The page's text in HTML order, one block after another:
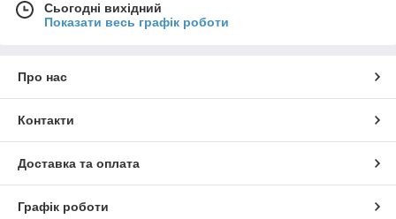
Сьогодні вихідний
Показати весь графік роботи
Про нас
Контакти
Доставка та оплата
Графік роботи